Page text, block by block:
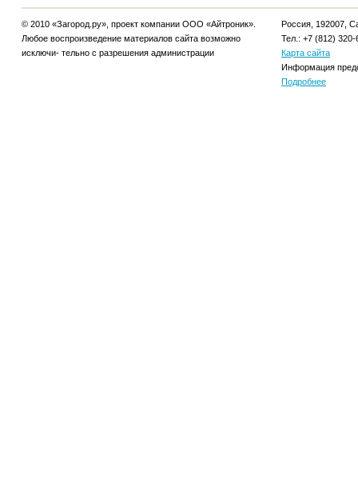
© 2010 «Загород.ру», проект компании ООО «Айтроник».
Любое воспроизведение материалов сайта возможно
исключи- тельно с разрешения администрации
Россия, 192007,
Тел.: +7 (812) 320-
Карта сайта
Информация
Подробнее